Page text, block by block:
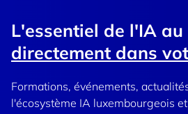
L'essentiel de l'IA
directement dans
Formations, événements,
l'écosystème IA luxembourgeois